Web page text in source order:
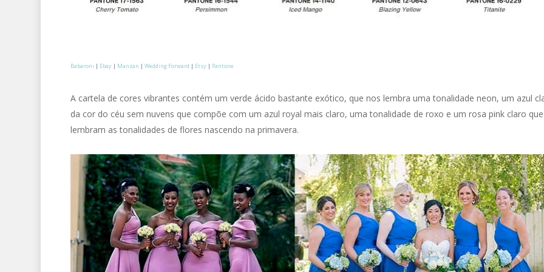
Babaroni | Ebay| Manzan | Wedding Forward | Etsy| Pantone
A cartela de cores vibrantes contém um verde ácido bastante exótico, que nos lembra uma tonalidade neon, um azul
da cor do céu sem nuvens que compõe com um azul royal mais claro, uma tonalidade de roxo e um rosa pink claro que
lembram as tonalidades de flores nascendo na primavera.